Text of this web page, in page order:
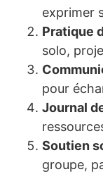
exprimer
Pratique
solo,
pour
Journal
Soutien
groupe,